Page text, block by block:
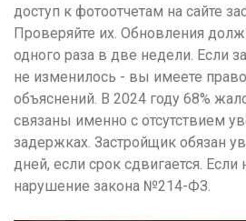
доступ к фотоотчетам на сайте
Проверяйте их. Обновления
одного раза в две недели. Если
не изменилось - вы имеете
объяснений. В 2024 году 68%
связаны именно с отсутствием
задержках. Застройщик обязан
дней, если срок сдвигается.
нарушение закона №214-ФЗ.